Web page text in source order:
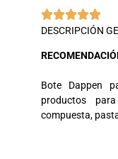

DESCRIPCIÓN
Bote Dappen
productos
compuesta,